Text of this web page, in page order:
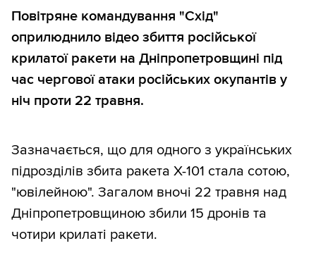
Повітряне командування "Схід"
оприлюднило відео збиття російської
крилатої ракети на Дніпропетровщині під
час чергової атаки російських окупантів у
ніч проти 22 травня.
Зазначається, що для одного з українських
підрозділів збита ракета Х-101 стала сотою,
"ювілейною". Загалом вночі 22 травня над
Дніпропетровщиною збили 15 дронів та
чотири крилаті ракети.